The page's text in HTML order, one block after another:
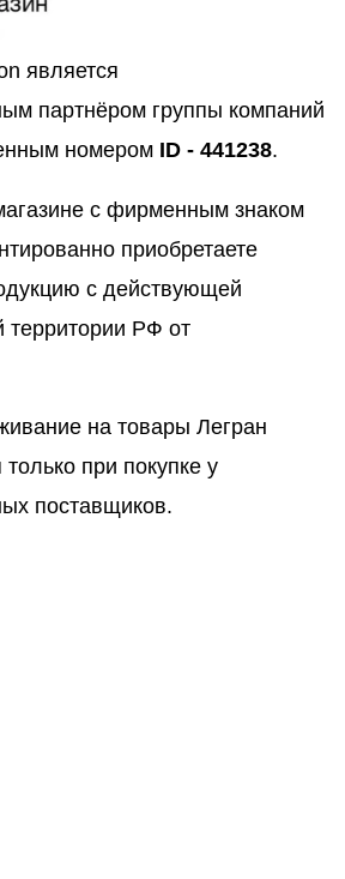
является
партнёром группы компаний
номером ID - 441238.
с фирменным знаком
приобретаете
с действующей
территории РФ от
на товары Легран
только при покупке у
поставщиков.